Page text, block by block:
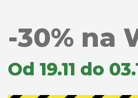
-30% na
Od 19.11 do